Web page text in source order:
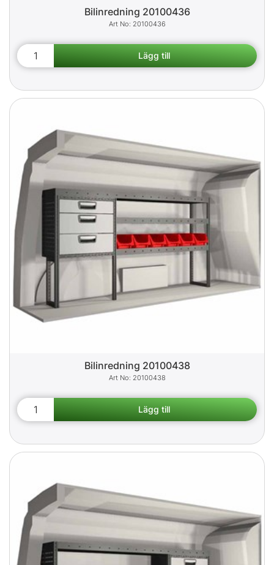
Bilinredning 20100436
20100436
Bilinredning 20100438
20100438